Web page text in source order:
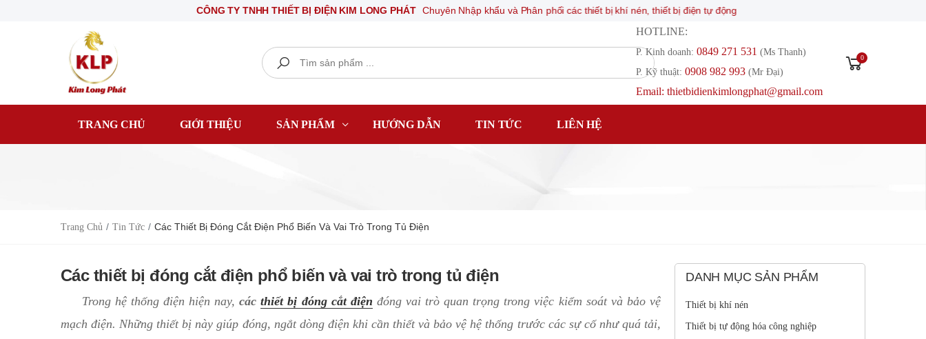
CÔNG TY TNHH THIẾT BỊ ĐIỆN KIM LONG PHÁT Chuyên Nhập khẩu và Phân phối các thiết bị khí nén, thiết bị điện tự động
Search
HOTLINE:
P. Kinh doanh: 0849 271 531 (Ms Thanh)
P. Kỹ thuật: 0908 982 993​ (Mr Đại)
Email: thietbidienkimlongphat@gmail.com
0
TRANG CHỦ GIỚI THIỆU SẢN PHẨM HƯỚNG DẪN TIN TỨC LIÊN HỆ
Trang Chủ Tin Tức Các Thiết Bị Đóng Cắt Điện Phổ Biến Và Vai Trò Trong Tủ Điện
Các thiết bị đóng cắt điện phổ biến và vai trò trong tủ điện
Trong hệ thống điện hiện nay,cácthiết bị đóng cắt điện đóng vai trò quan trọng trong việc kiểm soát và bảo vệ
mạch điện. Những thiết bị này giúp đóng, ngắt dòng điện khi cần thiết và bảo vệ hệ thống trước các sự cố như quá tải,
DANH MỤC SẢN PHẨM
Thiết bị khí nén
Thiết bị tự động hóa công nghiệp